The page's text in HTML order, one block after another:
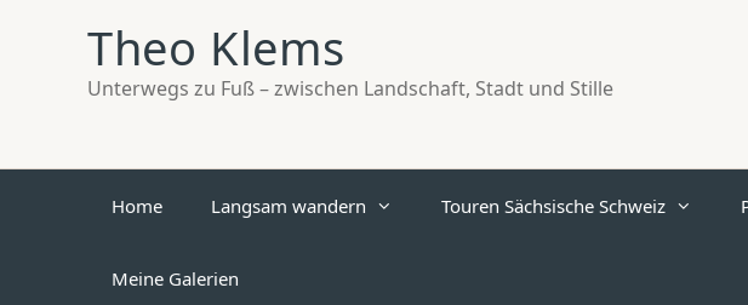
Theo Klems
Unterwegs zu Fuß – zwischen Landschaft, Stadt und Stille
Home Langsam wandern Touren Sächsische Schweiz
Meine Galerien